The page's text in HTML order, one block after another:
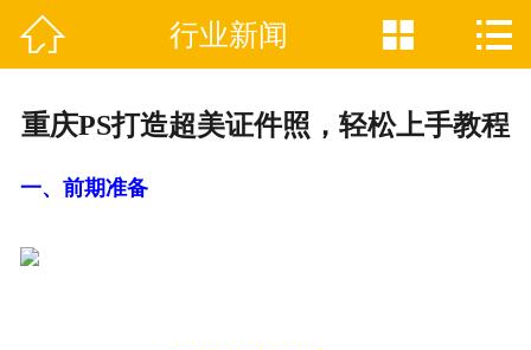
网站首页
 行业新闻  
重庆PS打造超美证件照，轻松上手教程
一、前期准备